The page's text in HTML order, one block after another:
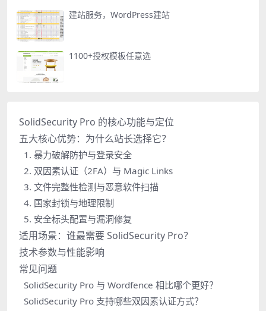
建站服务，WordPress建站
1100+授权模板任意选
SolidSecurity Pro 的核心功能与定位
五大核心优势：为什么站长选择它？
1. 暴力破解防护与登录安全
2. 双因素认证（2FA）与 Magic Links
3. 文件完整性检测与恶意软件扫描
4. 国家封锁与地理限制
5. 安全标头配置与漏洞修复
适用场景：谁最需要 SolidSecurity Pro？
技术参数与性能影响
常见问题
SolidSecurity Pro 与 Wordfence 相比哪个更好？
SolidSecurity Pro 支持哪些双因素认证方式？